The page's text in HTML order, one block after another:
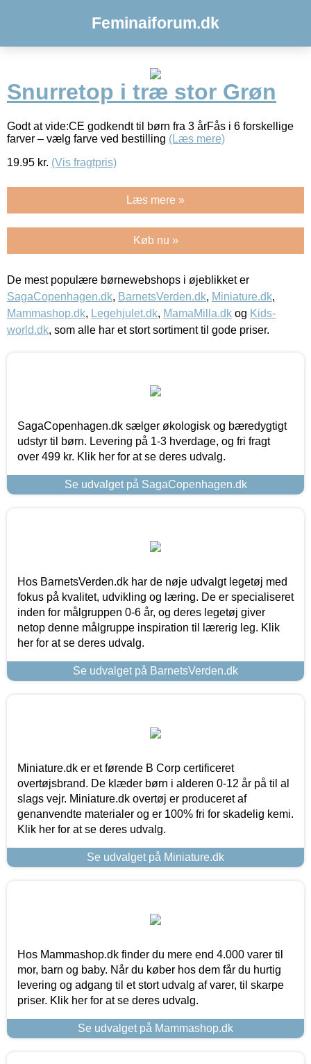
Feminaiforum.dk
Snurretop i træ stor Grøn
Godt at vide:CE godkendt til børn fra 3 årFås i 6 forskellige
farver – vælg farve ved bestilling (Læs mere)
19.95 kr. (Vis fragtpris)
Læs mere »
Køb nu »
De mest populære børnewebshops i øjeblikket er
SagaCopenhagen.dk, BarnetsVerden.dk, Miniature.dk,
Mammashop.dk, Legehjulet.dk, MamaMilla.dk og Kids-
world.dk, som alle har et stort sortiment til gode priser.
SagaCopenhagen.dk sælger økologisk og bæredygtigt
udstyr til børn. Levering på 1-3 hverdage, og fri fragt
over 499 kr. Klik her for at se deres udvalg.
Se udvalget på SagaCopenhagen.dk
Hos BarnetsVerden.dk har de nøje udvalgt legetøj med
fokus på kvalitet, udvikling og læring. De er specialiseret
inden for målgruppen 0-6 år, og deres legetøj giver
netop denne målgruppe inspiration til lærerig leg. Klik
her for at se deres udvalg.
Se udvalget på BarnetsVerden.dk
Miniature.dk er et førende B Corp certificeret
overtøjsbrand. De klæder børn i alderen 0-12 år på til al
slags vejr. Miniature.dk overtøj er produceret af
genanvendte materialer og er 100% fri for skadelig kemi.
Klik her for at se deres udvalg.
Se udvalget på Miniature.dk
Hos Mammashop.dk finder du mere end 4.000 varer til
mor, barn og baby. Når du køber hos dem får du hurtig
levering og adgang til et stort udvalg af varer, til skarpe
priser. Klik her for at se deres udvalg.
Se udvalget på Mammashop.dk